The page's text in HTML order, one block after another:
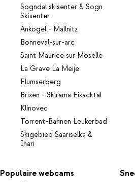
Sogndal skisenter & Sogn
Skisenter
Ankogel - Mallnitz
Bonneval-sur-arc
Saint Maurice sur Moselle
La Grave La Meije
Flumserberg
Brixen - Skirama Eisacktal
Klínovec
Torrent-Bahnen Leukerbad
Skigebied Saariselka &
Inari
Populaire webcams